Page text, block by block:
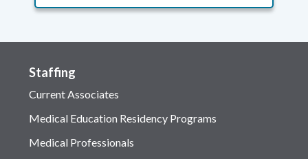
Staffing
Current Associates
Medical Education Residency Programs
Medical Professionals